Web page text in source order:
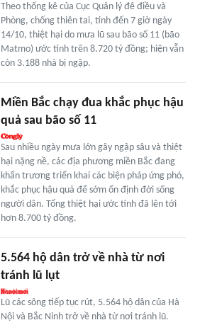
Theo thống kê của Cục Quản lý đê điều và
Phòng, chống thiên tai, tính đến 7 giờ ngày
14/10, thiệt hại do mưa lũ sau bão số 11 (bão
Matmo) ước tính trên 8.720 tỷ đồng; hiện vẫn
còn 3.188 nhà bị ngập.
Miền Bắc chạy đua khắc phục hậu
quả sau bão số 11
Sau nhiều ngày mưa lớn gây ngập sâu và thiệt
hại nặng nề, các địa phương miền Bắc đang
khẩn trương triển khai các biện pháp ứng phó,
khắc phục hậu quả để sớm ổn định đời sống
người dân. Tổng thiệt hại ước tính đã lên tới
hơn 8.700 tỷ đồng.
5.564 hộ dân trở về nhà từ nơi
tránh lũ lụt
Lũ các sông tiếp tục rút, 5.564 hộ dân của Hà
Nội và Bắc Ninh trở về nhà từ nơi tránh lũ.